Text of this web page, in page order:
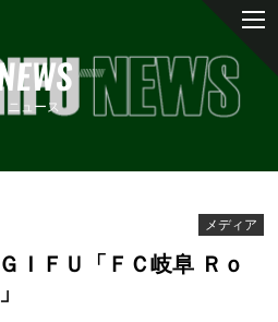
ニュース
メディア
ＩＦＵ「ＦＣ岐阜 Ｒｏ